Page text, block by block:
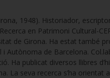
1948). Historiador,
en Patrimoni Cultural-
de Girona. Ha estat també
Autònoma de Barcelona.
Ha publicat diversos llibres
La seva recerca s’ha orientat